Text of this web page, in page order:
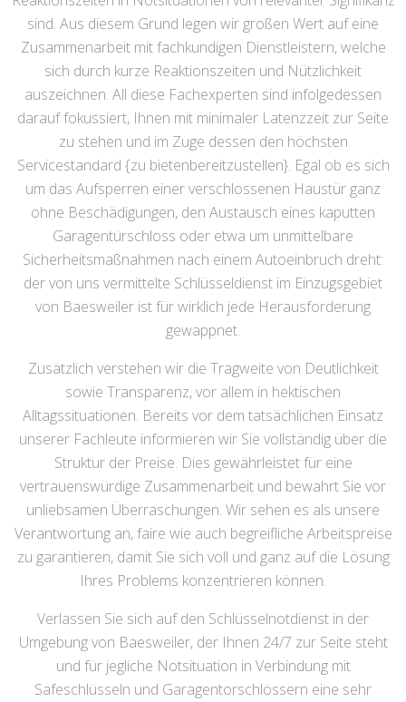
sind. Aus diesem Grund legen wir großen Wert auf eine
Zusammenarbeit mit fachkundigen Dienstleistern, welche
sich durch kurze Reaktionszeiten und Nützlichkeit
auszeichnen. All diese Fachexperten sind infolgedessen
darauf fokussiert, Ihnen mit minimaler Latenzzeit zur Seite
zu stehen und im Zuge dessen den höchsten
Servicestandard {zu bietenbereitzustellen}. Egal ob es sich
um das Aufsperren einer verschlossenen Haustür ganz
ohne Beschädigungen, den Austausch eines kaputten
Garagentürschloss oder etwa um unmittelbare
Sicherheitsmaßnahmen nach einem Autoeinbruch dreht:
der von uns vermittelte Schlüsseldienst im Einzugsgebiet
von Baesweiler ist für wirklich jede Herausforderung
gewappnet.
Zusätzlich verstehen wir die Tragweite von Deutlichkeit
sowie Transparenz, vor allem in hektischen
Alltagssituationen. Bereits vor dem tatsächlichen Einsatz
unserer Fachleute informieren wir Sie vollständig über die
Struktur der Preise. Dies gewährleistet für eine
vertrauenswürdige Zusammenarbeit und bewahrt Sie vor
unliebsamen Überraschungen. Wir sehen es als unsere
Verantwortung an, faire wie auch begreifliche Arbeitspreise
zu garantieren, damit Sie sich voll und ganz auf die Lösung
Ihres Problems konzentrieren können.
Verlassen Sie sich auf den Schlüsselnotdienst in der
Umgebung von Baesweiler, der Ihnen 24/7 zur Seite steht
und für jegliche Notsituation in Verbindung mit
Safeschlüsseln und Garagentorschlössern eine sehr